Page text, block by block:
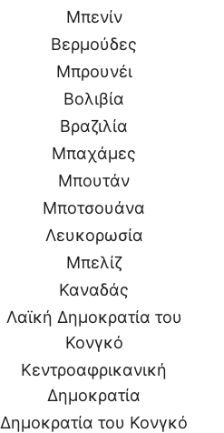
Μπενίν
Βερμούδες
Μπρουνέι
Βολιβία
Βραζιλία
Μπαχάμες
Μπουτάν
Μποτσουάνα
Λευκορωσία
Μπελίζ
Καναδάς
Λαϊκή Δημοκρατία του
Κονγκό
Κεντροαφρικανική
Δημοκρατία
Δημοκρατία του Κονγκό